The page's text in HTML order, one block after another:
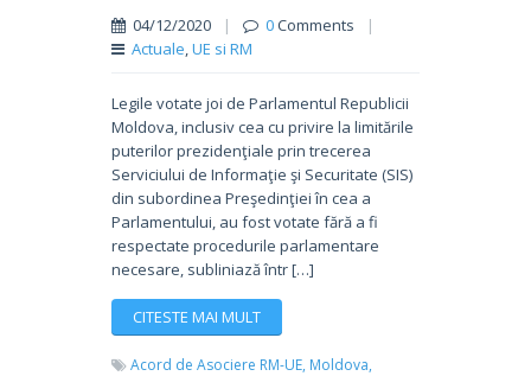
04/12/2020 | 0Comments
|
Actuale,UE si RM
Legile votate joi de Parlamentul Republicii
Moldova, inclusiv cea cu privire la limitările
puterilor prezidenţiale prin trecerea
Serviciului de Informaţie şi Securitate (SIS)
din subordinea Preşedinţiei în cea a
Parlamentului, au fost votate fără a fi
respectate procedurile parlamentare
necesare, subliniază într […]
CITESTE MAI MULT
Acord de Asociere RM-UE, Moldova,